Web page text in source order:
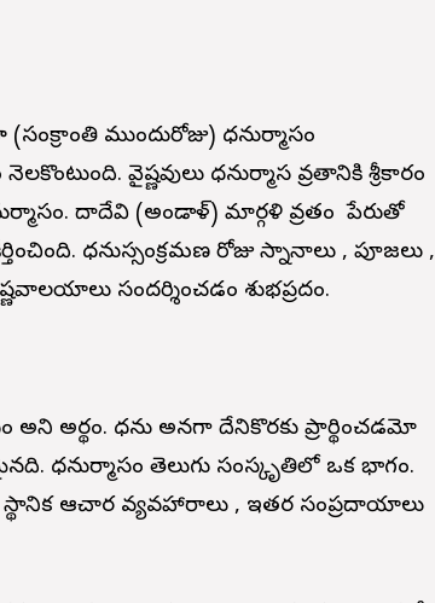
ముందురోజు) ధనుర్మాసం
వైష్ణవులు ధనుర్మాస వ్రతానికి శ్రీకారం
గోదాదేవి (అండాళ్‌) మార్గళి వ్రతం పేరుతో
ధనుస్సంక్రమణ రోజు స్నానాలు , పూజలు ,
సందర్శించడం శుభప్రదం.
అని అర్థం. ధను అనగా దేనికొరకు ప్రార్థించడమో
ధనుర్మాసం తెలుగు సంస్కృతిలో ఒక భాగం.
ఆచార వ్యవహారాలు , ఇతర సంప్రదాయాలు